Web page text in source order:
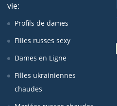
vie:
Profils de dames
Filles russes sexy
Dames en Ligne
Filles ukrainiennes
chaudes